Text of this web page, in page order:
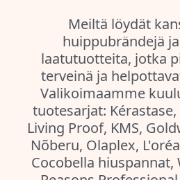
Meiltä löydät
huippubrändejä
laatutuotteita, jotka
terveinä ja
Valikoimaamme
tuotesarjat: Kérastase,
Living Proof, KMS,
Nõberu, Olaplex,
Cocobella hiuspannat,